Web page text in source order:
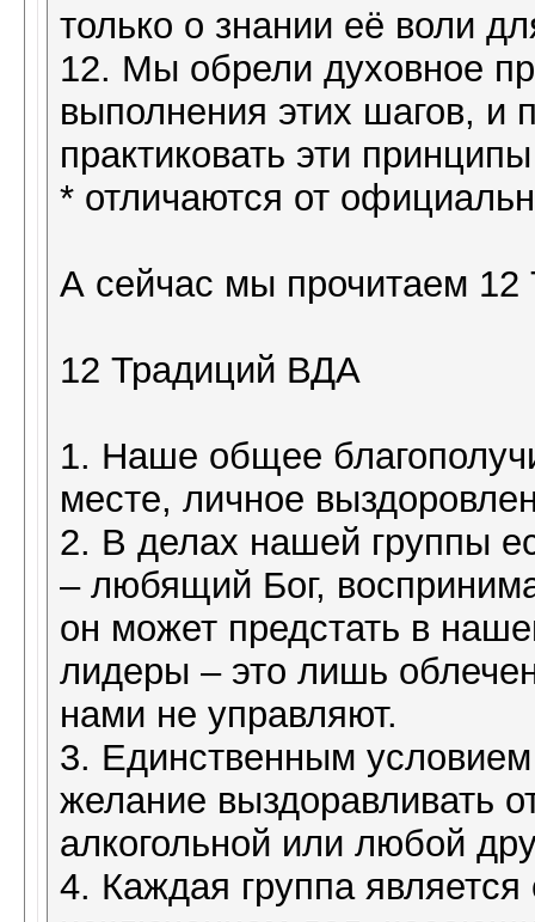
только о знании её воли
12. Мы обрели духовное
выполнения этих шагов, и
практиковать эти
* отличаются от
А сейчас мы прочитаем
12 Традиций ВДА
1. Наше общее
месте, личное
2. В делах нашей группы
– любящий Бог,
он может предстать в
лидеры – это лишь
нами не управляют.
3. Единственным
желание выздоравливать
алкогольной или любой
4. Каждая группа